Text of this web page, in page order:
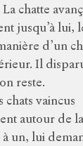
chatte
jusqu’à lui,
d’un
Il
reste.
chats vaincus
autour de
à un, lui